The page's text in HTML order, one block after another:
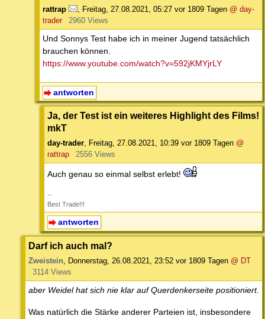
rattrap Freitag, 27.08.2021, 05:27 vor 1809 Tagen @ day-
trader
2960 Views
Und Sonnys Test habe ich in meiner Jugend tatsächlich
brauchen können.
https://www.youtube.com/watch?v=592jKMYjrLY
antworten
Ja, der Test ist ein weiteres Highlight des Films!
mkT
day-trader, Freitag, 27.08.2021, 10:39 vor 1809 Tagen @
rattrap
2556 Views
Auch genau so einmal selbst erlebt!
--
Best Trade!!!
antworten
Darf ich auch mal?
Zweistein, Donnerstag, 26.08.2021, 23:52 vor 1809 Tagen @ DT
3114 Views
aber Weidel hat sich nie klar auf Querdenkerseite positioniert.
Was natürlich die Stärke anderer Parteien ist, insbesondere